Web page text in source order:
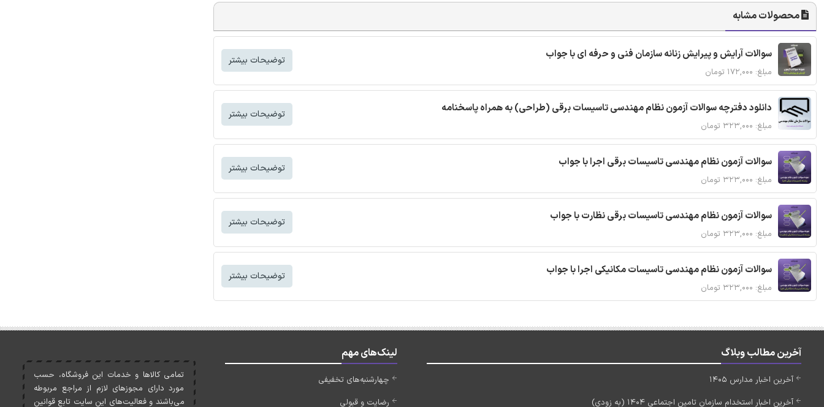
محصولات مشابه
سوالات آرایش و پیرایش زنانه سازمان فنی و حرفه ای با جواب
مبلغ: ۱۷۲,۰۰۰ تومان
توضیحات بیشتر
دانلود دفترچه سوالات آزمون نظام مهندسی تاسیسات برقی (طراحی) به همراه پاسخنامه
مبلغ: ۳۲۳,۰۰۰ تومان
توضیحات بیشتر
سوالات آزمون نظام مهندسی تاسیسات برقی اجرا با جواب
مبلغ: ۳۲۳,۰۰۰ تومان
توضیحات بیشتر
سوالات آزمون نظام مهندسی تاسیسات برقی نظارت با جواب
مبلغ: ۳۲۳,۰۰۰ تومان
توضیحات بیشتر
سوالات آزمون نظام مهندسی تاسیسات مکانیکی اجرا با جواب
مبلغ: ۳۲۳,۰۰۰ تومان
توضیحات بیشتر
آخرین مطالب وبلاگ
آخرین اخبار مدارس 1405
آخرین اخبار استخدام سازمان تامین اجتماعی 1404 (به زودی)
لینک‌های مهم
چهارشنبه‌های تخفیفی
رضایت و قبولی
تمامی کالاها و خدمات اين فروشگاه، حسب
مورد دارای مجوزهای لازم از مراجع مربوطه
می‌باشند و فعاليت‌های اين سايت تابع قوانين